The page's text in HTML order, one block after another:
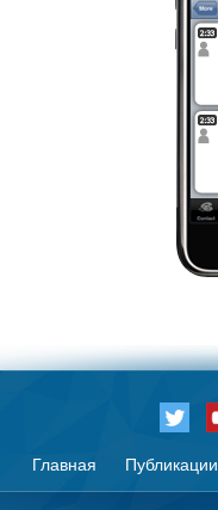
Главная Публикации